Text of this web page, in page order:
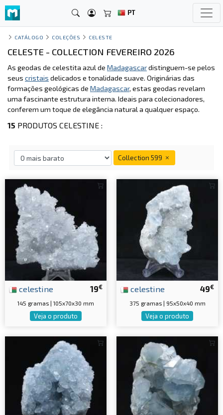
PT
CATÁLOGO COLEÇÕES CELESTE
CELESTE - COLLECTION FEVEREIRO 2026
As geodas de celestita azul de Madagascardistinguem-se pelos
seus cristais delicados e tonalidade suave. Originárias das
formações geológicas de Madagascar, estas geodas revelam
uma fascinante estrutura interna. Ideais para colecionadores,
conferem um toque de elegância natural a qualquer espaço.
15 PRODUTOS CELESTINE :
Collection 599
19€
celestine
145 gramas | 105x70x30 mm
Veja o produto
49€
celestine
375 gramas | 95x50x40 mm
Veja o produto